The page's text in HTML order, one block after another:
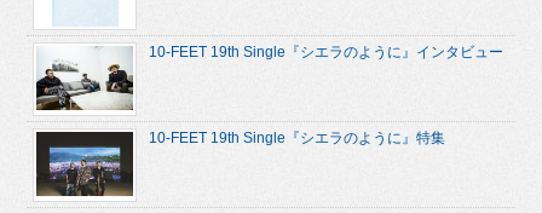
10-FEET 19th Single『シエラのように』インタビュー
10-FEET 19th Single『シエラのように』特集